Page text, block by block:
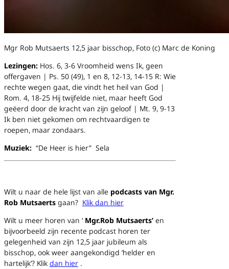
Mgr Rob Mutsaerts 12,5 jaar bisschop, Foto (c) Marc de Koning
Lezingen: Hos. 6, 3-6 Vroomheid wens Ik, geen
offergaven | Ps. 50 (49), 1 en 8, 12-13, 14-15 R: Wie
rechte wegen gaat, die vindt het heil van God |
Rom. 4, 18-25 Hij twijfelde niet, maar heeft God
geëerd door de kracht van zijn geloof | Mt. 9, 9-13
Ik ben niet gekomen om rechtvaardigen te
roepen, maar zondaars.
Muziek: “De Heer is hier” Sela
Wilt u naar de hele lijst van alle podcasts van Mgr.
Rob Mutsaerts gaan? Klik dan hier
Wilt u meer horen van ‘ Mgr.Rob Mutsaerts’ en
bijvoorbeeld zijn recente podcast horen ter
gelegenheid van zijn 12,5 jaar jubileum als
bisschop, ook weer aangekondigd ‘helder en
hartelijk’? Klik dan hier .